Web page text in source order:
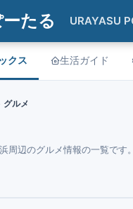
たる URAYASU
クス 生活ガイド
グルメ
周辺のグルメ情報の一覧です